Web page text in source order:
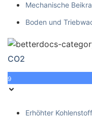
Mechanische
Boden und
CO2
9
Erhöhter